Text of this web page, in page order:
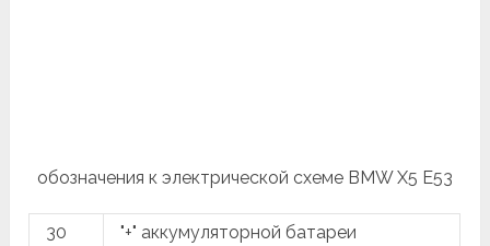
обозначения к электрической схеме BMW X5 E53
30 "+" аккумуляторной батареи